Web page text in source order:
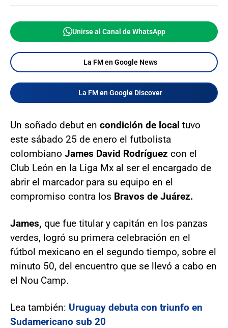
Unirse al Canal de WhatsApp
La FM en Google News
La FM en Google Discover
Un soñado debut en condición de local tuvo
este sábado 25 de enero el futbolista
colombiano James David Rodríguez con el
Club León en la Liga Mx al ser el encargado de
abrir el marcador para su equipo en el
compromiso contra los Bravos de Juárez.
James, que fue titular y capitán en los panzas
verdes, logró su primera celebración en el
fútbol mexicano en el segundo tiempo, sobre el
minuto 50, del encuentro que se llevó a cabo en
el Nou Camp.
Lea también: Uruguay debuta con triunfo en
Sudamericano sub 20